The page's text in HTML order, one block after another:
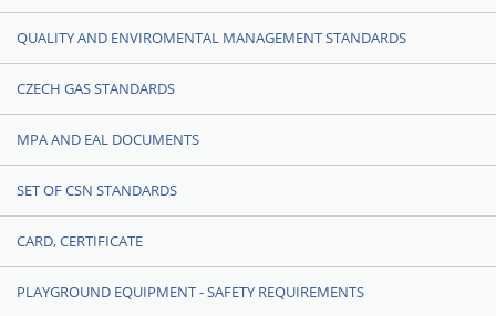
QUALITY AND ENVIROMENTAL MANAGEMENT STANDARDS
CZECH GAS STANDARDS
MPA AND EAL DOCUMENTS
SET OF CSN STANDARDS
CARD, CERTIFICATE
PLAYGROUND EQUIPMENT - SAFETY REQUIREMENTS